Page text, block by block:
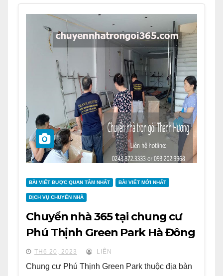
BÀI VIẾT ĐƯỢC QUAN TÂM NHẤT BÀI VIẾT MỚI NHẤT
DỊCH VỤ CHUYỂN NHÀ
Chuyển nhà 365 tại chung cư
Phú Thịnh Green Park Hà Đông
TH6 20, 2023 LIÊN
Chung cư Phú Thịnh Green Park thuộc địa bàn